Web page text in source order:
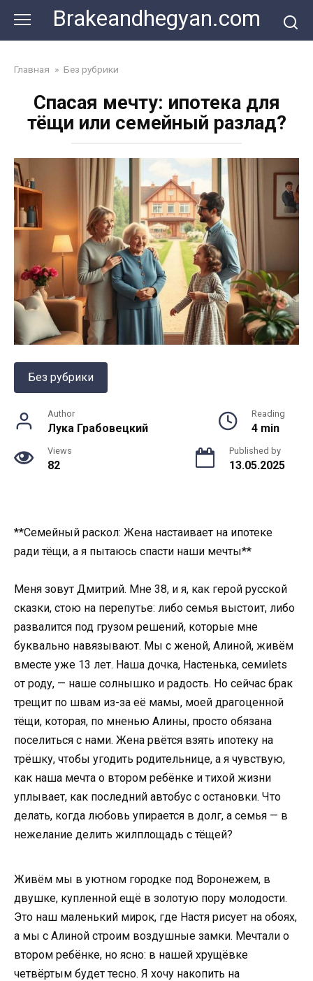
content
Brakeandhegyan.com
Главная » Без рубрики
Спасая мечту: ипотека для
тёщи или семейный разлад?
Без рубрики
Author
Лука Грабовецкий
Reading
4 min
Views
82
Published by
13.05.2025
**Семейный раскол: Жена настаивает на ипотеке
ради тёщи, а я пытаюсь спасти наши мечты**
Меня зовут Дмитрий. Мне 38, и я, как герой русской
сказки, стою на перепутье: либо семья выстоит, либо
развалится под грузом решений, которые мне
буквально навязывают. Мы с женой, Алиной, живём
вместе уже 13 лет. Наша дочка, Настенька, семиlets
от роду, — наше солнышко и радость. Но сейчас брак
трещит по швам из-за её мамы, моей драгоценной
тёщи, которая, по мненью Алины, просто обязана
поселиться с нами. Жена рвётся взять ипотеку на
трёшку, чтобы угодить родительнице, а я чувствую,
как наша мечта о втором ребёнке и тихой жизни
уплывает, как последний автобус с остановки. Что
делать, когда любовь упирается в долг, а семья — в
нежелание делить жилплощадь с тёщей?
Живём мы в уютном городке под Воронежем, в
двушке, купленной ещё в золотую пору молодости.
Это наш маленький мирок, где Настя рисует на обоях,
а мы с Алиной строим воздушные замки. Мечтали о
втором ребёнке, но ясно: в нашей хрущёвке
четвёртым будет тесно. Я хочу накопить на